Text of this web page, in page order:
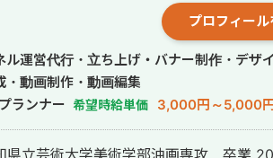
人材採用のための動画を作成
長や社員とも関係性はよく現在は取
年4月) ◆株式会社ヒノカゲを設
プロフィール
運営代行・立ち上げ・バナー制作・デザ
・動画制作・動画編集
ランナー 希望時給単価 3,000円～5,000円